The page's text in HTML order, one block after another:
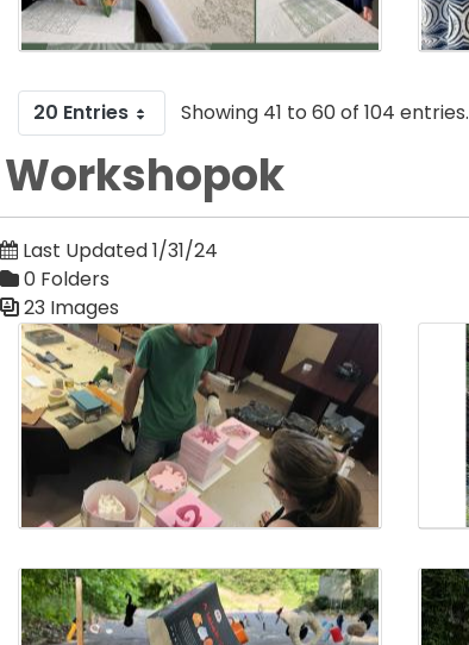
20 Entries Showing 41 to 60 of 104 entries.
Workshopok
Last Updated 1/31/24
0 Folders
23 Images
Media Gallery